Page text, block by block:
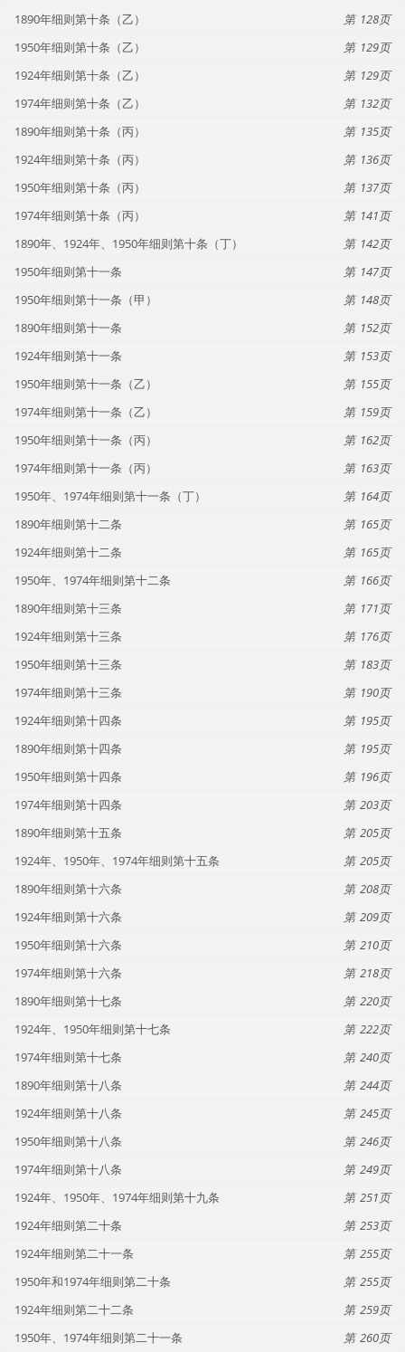
1890年细则第十条（乙）
128
1950年细则第十条（乙）
129
1924年细则第十条（乙）
129
1974年细则第十条（乙）
132
1890年细则第十条（丙）
135
1924年细则第十条（丙）
136
1950年细则第十条（丙）
137
1974年细则第十条（丙）
141
1890年、1924年、1950年细则第十条（丁）
142
1950年细则第十一条
147
1950年细则第十一条（甲）
148
1890年细则第十一条
152
1924年细则第十一条
153
1950年细则第十一条（乙）
155
1974年细则第十一条（乙）
159
1950年细则第十一条（丙）
162
1974年细则第十一条（丙）
163
1950年、1974年细则第十一条（丁）
164
1890年细则第十二条
165
1924年细则第十二条
165
1950年、1974年细则第十二条
166
1890年细则第十三条
171
1924年细则第十三条
176
1950年细则第十三条
183
1974年细则第十三条
190
1924年细则第十四条
195
1890年细则第十四条
195
1950年细则第十四条
196
1974年细则第十四条
203
1890年细则第十五条
205
1924年、1950年、1974年细则第十五条
205
1890年细则第十六条
208
1924年细则第十六条
209
1950年细则第十六条
210
1974年细则第十六条
218
1890年细则第十七条
220
1924年、1950年细则第十七条
222
1974年细则第十七条
240
1890年细则第十八条
244
1924年细则第十八条
245
1950年细则第十八条
246
1974年细则第十八条
249
1924年、1950年、1974年细则第十九条
251
1924年细则第二十条
253
1924年细则第二十一条
255
1950年和1974年细则第二十条
255
1924年细则第二十二条
259
1950年、1974年细则第二十一条
260